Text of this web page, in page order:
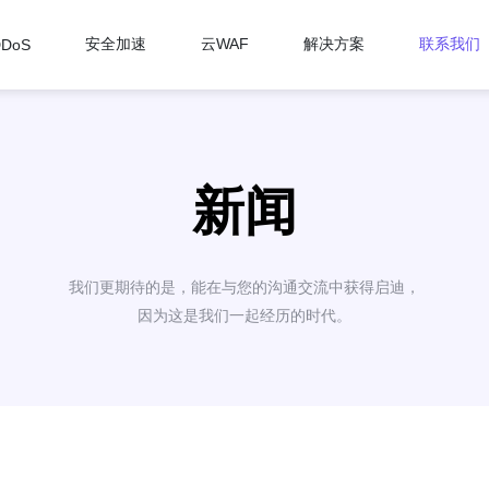
安全加速 云WAF 解决方案 联系我们
新闻
我们更期待的是，能在与您的沟通交流中获得启迪，
因为这是我们一起经历的时代。